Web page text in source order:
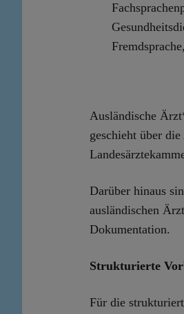
Ausländische
geschieht über
Darüber hinaus
ausländischen
Dokumentation.
Strukturierte
Für die